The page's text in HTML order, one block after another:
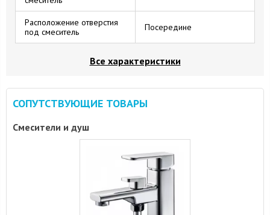
Расположение отверстия
под смеситель
Посередине
Все характеристики
СОПУТСТВУЮЩИЕ ТОВАРЫ
Смесители и душ